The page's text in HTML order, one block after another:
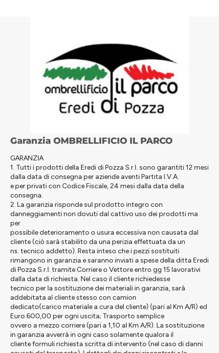
Garanzia OMBRELLIFICIO IL PARCO
GARANZIA
1. Tutti i prodotti della Eredi di Pozza S.r.l. sono garantiti 12 mesi
dalla data di consegna per aziende aventi Partita I.V.A.
e per privati con Codice Fiscale, 24 mesi dalla data della
consegna.
2. La garanzia risponde sul prodotto integro con
danneggiamenti non dovuti dal cattivo uso dei prodotti ma
per
possibile deterioramento o usura eccessiva non causata dal
cliente (ciò sarà stabilito da una perizia effettuata da un
ns. tecnico addetto). Resta inteso che i pezzi sostituiti
rimangono in garanzia e saranno inviati a spese della ditta Eredi
di Pozza S.r.l. tramite Corriere o Vettore entro gg 15 lavorativi
dalla data di richiesta. Nel caso il cliente richiedesse
tecnico per la sostituzione dei materiali in garanzia, sarà
addebitata al cliente stesso con camion
dedicato(carico materiale a cura del cliente) (pari al Km A/R) ed
Euro 600,00 per ogni uscita; Trasporto semplice
ovvero a mezzo corriere (pari a 1,10 al Km A/R). La sostituzione
in garanzia avverrà in ogni caso solamente qualora il
cliente formuli richiesta scritta di intervento (nel caso di danni